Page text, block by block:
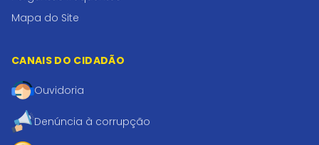
Mapa do Site
CANAIS DO CIDADÃO
Ouvidoria
Denúncia à corrupção